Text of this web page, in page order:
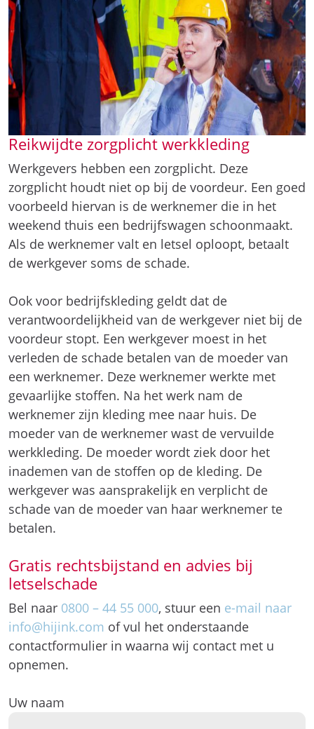
Reikwijdte zorgplicht werkkleding
Werkgevers hebben een zorgplicht. Deze
zorgplicht houdt niet op bij de voordeur. Een goed
voorbeeld hiervan is de werknemer die in het
weekend thuis een bedrijfswagen schoonmaakt.
Als de werknemer valt en letsel oploopt, betaalt
de werkgever soms de schade.
Ook voor bedrijfskleding geldt dat de
verantwoordelijkheid van de werkgever niet bij de
voordeur stopt. Een werkgever moest in het
verleden de schade betalen van de moeder van
een werknemer. Deze werknemer werkte met
gevaarlijke stoffen. Na het werk nam de
werknemer zijn kleding mee naar huis. De
moeder van de werknemer wast de vervuilde
werkkleding. De moeder wordt ziek door het
inademen van de stoffen op de kleding. De
werkgever was aansprakelijk en verplicht de
schade van de moeder van haar werknemer te
betalen.
Gratis rechtsbijstand en advies bij
letselschade
Bel naar 0800 – 44 55 000, stuur een e-mail naar
info@hijink.com of vul het onderstaande
contactformulier in waarna wij contact met u
opnemen.
Uw naam